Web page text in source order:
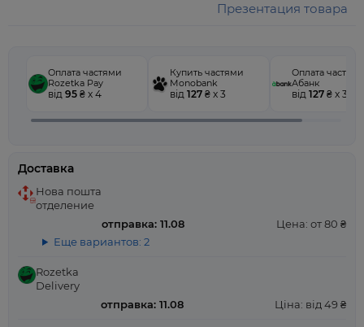
Презентация товара
Оплата частями
Rozetka Pay
від 95 ₴ x 4
Купить частями
Monobank
від 127 ₴ x 3
Оплата
Абанк
від 127 ₴ x 3
Доставка
Нова пошта
отделение
отправка: 11.08
Цена: от 80 ₴
Еще вариантов: 2
Rozetka
Delivery
отправка: 11.08
Ціна: від 49 ₴